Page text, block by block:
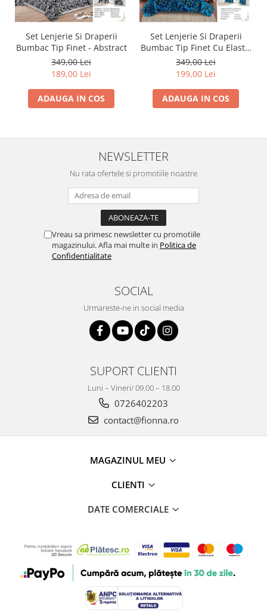
Set Lenjerie Si Draperii
Bumbac Tip Finet - Abstract
349,00 Lei
189,00 Lei
ADAUGA IN COS
Set Lenjerie Si Draperii
Bumbac Tip Finet Cu Elastic
- Dansul Fluturilor
349,00 Lei
199,00 Lei
ADAUGA IN COS
NEWSLETTER
Nu rata ofertele si promotiile noastre
Vreau sa primesc newsletter cu promotiile
magazinului. Afla mai multe in Politica de
Confidentialitate
SOCIAL
Urmareste-ne in social media
SUPORT CLIENTI
Luni – Vineri/ 09.00 – 18.00
0726402203
contact@fionna.ro
MAGAZINUL MEU
CLIENTI
DATE COMERCIALE